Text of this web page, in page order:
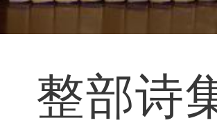
部诗集